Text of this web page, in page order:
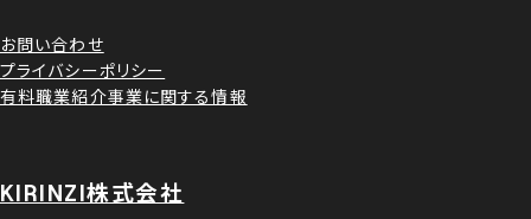
の
個
の
お問い合わせ
プライバシーポリシー
有料職業紹介事業に関する情報
KIRINZI株式会社